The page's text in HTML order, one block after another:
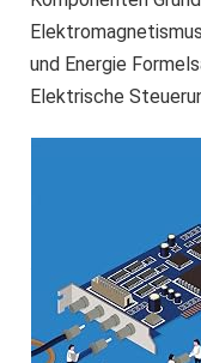
und Energie
Elektrische